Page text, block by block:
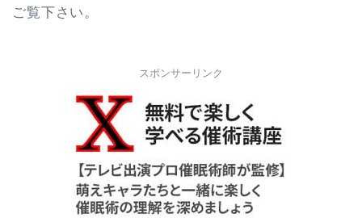
ご覧下さい。
スポンサーリンク